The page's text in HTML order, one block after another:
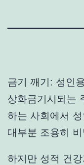
금기 깨기: 성인
상화금기시되는
하는 사회에서
대부분 조용히
하지만 성적 건